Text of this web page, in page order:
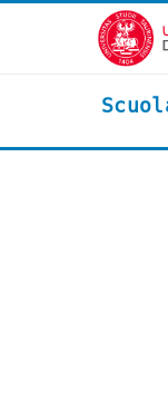
Vai al